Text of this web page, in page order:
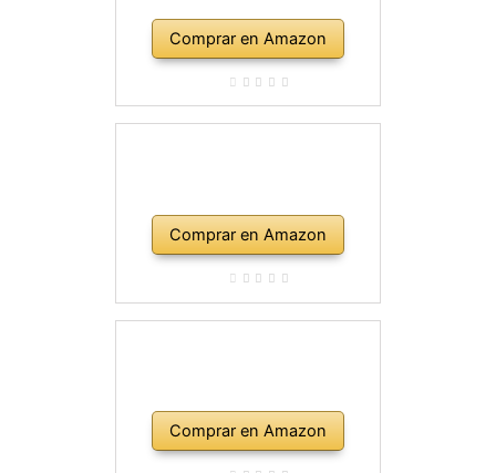
Comprar en Amazon
Comprar en Amazon
Comprar en Amazon